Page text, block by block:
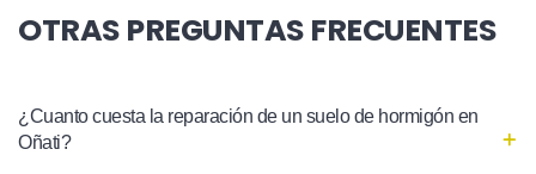
OTRAS PREGUNTAS FRECUENTES
¿Cuanto cuesta la reparación de un suelo de hormigón en
Oñati?